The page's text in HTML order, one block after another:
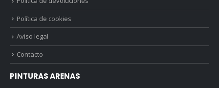
Política de cookies
Aviso legal
Contacto
PINTURAS ARENAS